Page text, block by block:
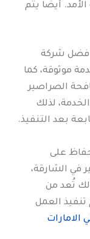
أيضًا يتم
افضل شركة
موثوقة، كما
الصراصير
لذلك
بعد التنفيذ.
على
في الشارقة،
تُعد من
تنفيذ العمل